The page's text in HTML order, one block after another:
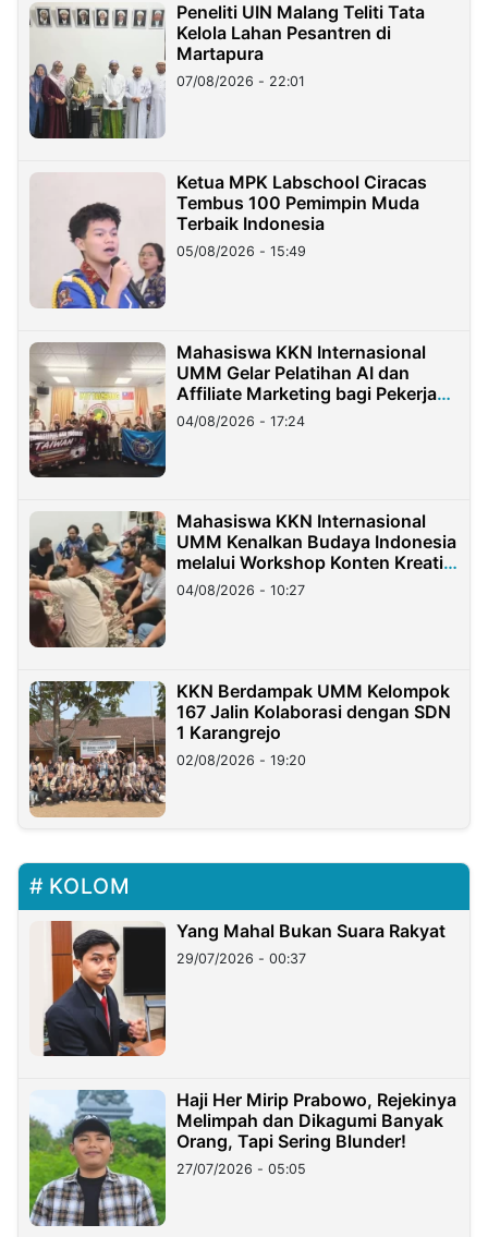
Peneliti UIN Malang Teliti Tata
Kelola Lahan Pesantren di
Martapura
07/08/2026 - 22:01
Ketua MPK Labschool Ciracas
Tembus 100 Pemimpin Muda
Terbaik Indonesia
05/08/2026 - 15:49
Mahasiswa KKN Internasional
UMM Gelar Pelatihan AI dan
Affiliate Marketing bagi Pekerja
Migran Indonesia di Taiwan
04/08/2026 - 17:24
Mahasiswa KKN Internasional
UMM Kenalkan Budaya Indonesia
melalui Workshop Konten Kreatif
di Taiwan
04/08/2026 - 10:27
KKN Berdampak UMM Kelompok
167 Jalin Kolaborasi dengan SDN
1 Karangrejo
02/08/2026 - 19:20
KOLOM
Yang Mahal Bukan Suara Rakyat
29/07/2026 - 00:37
Haji Her Mirip Prabowo, Rejekinya
Melimpah dan Dikagumi Banyak
Orang, Tapi Sering Blunder!
27/07/2026 - 05:05